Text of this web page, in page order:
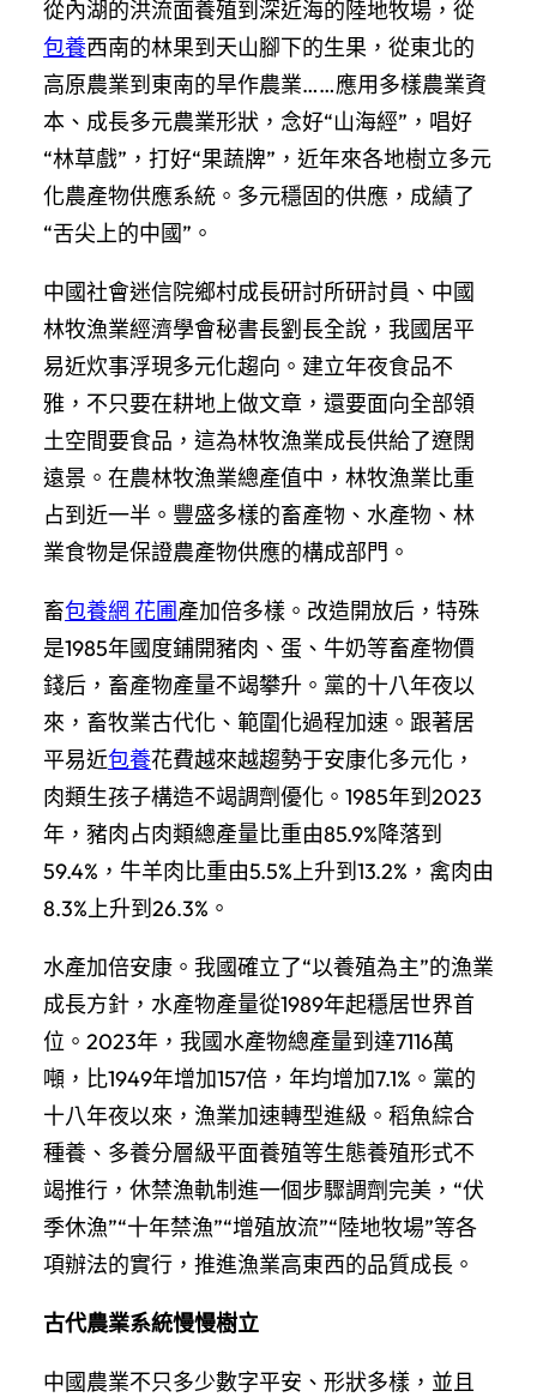
從內湖的洪流面養殖到深近海的陸地牧場，從
包養西南的林果到天山腳下的生果，從東北的
高原農業到東南的旱作農業……應用多樣農業資
本、成長多元農業形狀，念好“山海經”，唱好
“林草戲”，打好“果蔬牌”，近年來各地樹立多元
化農產物供應系統。多元穩固的供應，成績了
“舌尖上的中國”。
中國社會迷信院鄉村成長研討所研討員、中國
林牧漁業經濟學會秘書長劉長全說，我國居平
易近炊事浮現多元化趨向。建立年夜食品不
雅，不只要在耕地上做文章，還要面向全部領
土空間要食品，這為林牧漁業成長供給了遼闊
遠景。在農林牧漁業總產值中，林牧漁業比重
占到近一半。豐盛多樣的畜產物、水產物、林
業食物是保證農產物供應的構成部門。
畜包養網 花圃產加倍多樣。改造開放后，特殊
是1985年國度鋪開豬肉、蛋、牛奶等畜產物價
錢后，畜產物產量不竭攀升。黨的十八年夜以
來，畜牧業古代化、範圍化過程加速。跟著居
平易近包養花費越來越趨勢于安康化多元化，
肉類生孩子構造不竭調劑優化。1985年到2023
年，豬肉占肉類總產量比重由85.9%降落到
59.4%，牛羊肉比重由5.5%上升到13.2%，禽肉由
8.3%上升到26.3%。
水產加倍安康。我國確立了“以養殖為主”的漁業
成長方針，水產物產量從1989年起穩居世界首
位。2023年，我國水產物總產量到達7116萬
噸，比1949年增加157倍，年均增加7.1%。黨的
十八年夜以來，漁業加速轉型進級。稻魚綜合
種養、多養分層級平面養殖等生態養殖形式不
竭推行，休禁漁軌制進一個步驟調劑完美，“伏
季休漁”“十年禁漁”“增殖放流”“陸地牧場”等各
項辦法的實行，推進漁業高東西的品質成長。
古代農業系統慢慢樹立
中國農業不只多少數字平安、形狀多樣，並且